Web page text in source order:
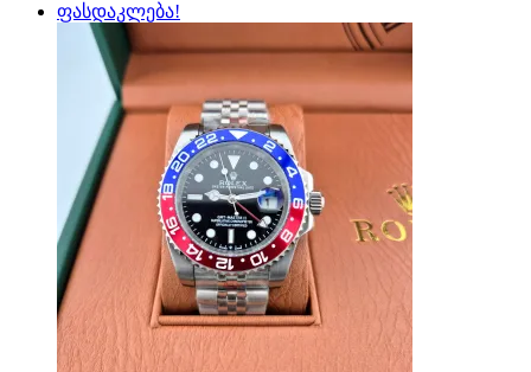
was:
300 ₾.
is:
199 ₾.
ფასდაკლება!